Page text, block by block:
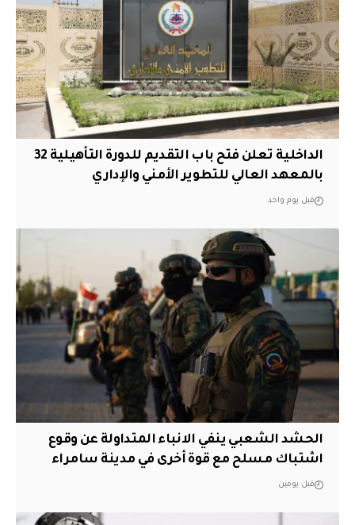
الداخلية تعلن فتح باب التقديم للدورة التأهيلية 32
بالمعهد العالي للتطوير الأمني والإداري
قبل يوم واحد
الحشد الشعبي ينفي الانباء المتداولة عن وقوع
اشتباك مسلح مع قوة أخرى في مدينة سامراء
قبل يومين